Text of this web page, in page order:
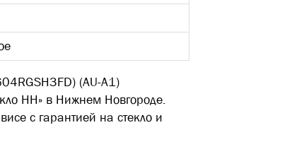
(AU-A1)
НН» в Нижнем Новгороде.
с гарантией на стекло и